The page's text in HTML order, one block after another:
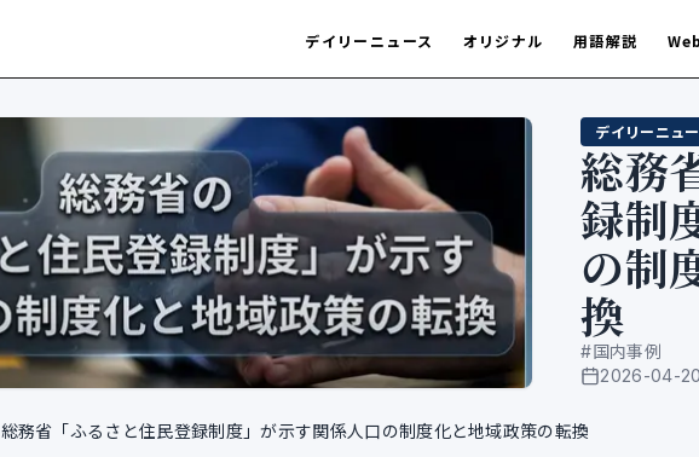
デイリーニュース オリジナル 用語解説
デイリーニュ
総務
録制
の制
換
#国内事例
公開日
2026-04-
総務省「ふるさと住民登録制度」が示す関係人口の制度化と地域政策の転換